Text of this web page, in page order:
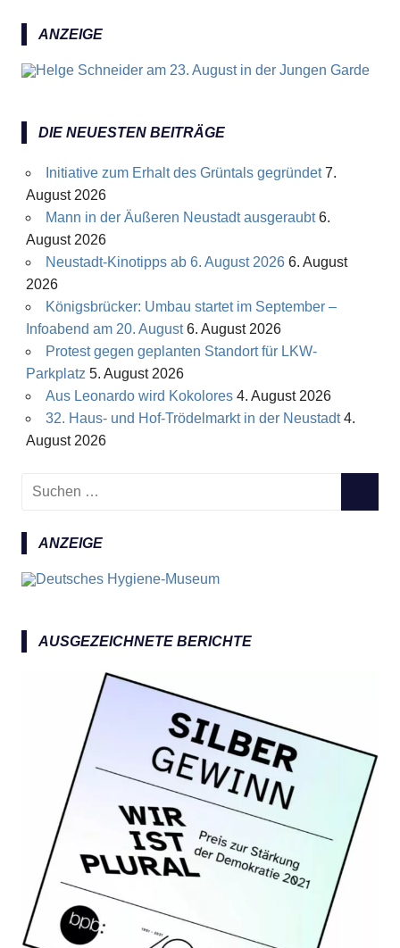
ANZEIGE
DIE NEUESTEN BEITRÄGE
Initiative zum Erhalt des Grüntals gegründet 7.
August 2026
Mann in der Äußeren Neustadt ausgeraubt 6.
August 2026
Neustadt-Kinotipps ab 6. August 2026 6. August
2026
Königsbrücker: Umbau startet im September –
Infoabend am 20. August 6. August 2026
Protest gegen geplanten Standort für LKW-
Parkplatz 5. August 2026
Aus Leonardo wird Kokolores 4. August 2026
32. Haus- und Hof-Trödelmarkt in der Neustadt 4.
August 2026
c
h
e
ANZEIGE
AUSGEZEICHNETE BERICHTE